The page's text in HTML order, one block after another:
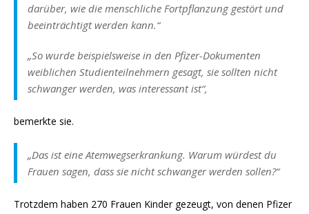
darüber, wie die menschliche Fortpflanzung gestört und
beeinträchtigt werden kann.“
„So wurde beispielsweise in den Pfizer-Dokumenten
weiblichen Studienteilnehmern gesagt, sie sollten nicht
schwanger werden, was interessant ist“,
bemerkte sie.
„Das ist eine Atemwegserkrankung. Warum würdest du
Frauen sagen, dass sie nicht schwanger werden sollen?“
Trotzdem haben 270 Frauen Kinder gezeugt, von denen Pfizer